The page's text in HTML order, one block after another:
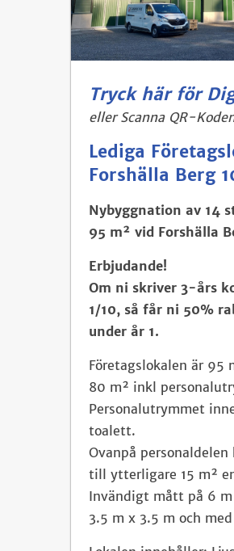
Tryck här för
eller Scanna QR-
Lediga
Forshälla Berg
Nybyggnation av 14
95 m² vid Forshälla
Erbjudande!
Om ni skriver 3-års
1/10, så får ni 50%
under år 1.
Företagslokalen är 95
80 m² inkl
Personalutrymmet
toalett.
Ovanpå
till ytterligare 15 m²
Invändigt mått på 6 m
3.5 m x 3.5 m och